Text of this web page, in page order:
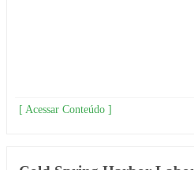
[ Acessar Conteúdo ]